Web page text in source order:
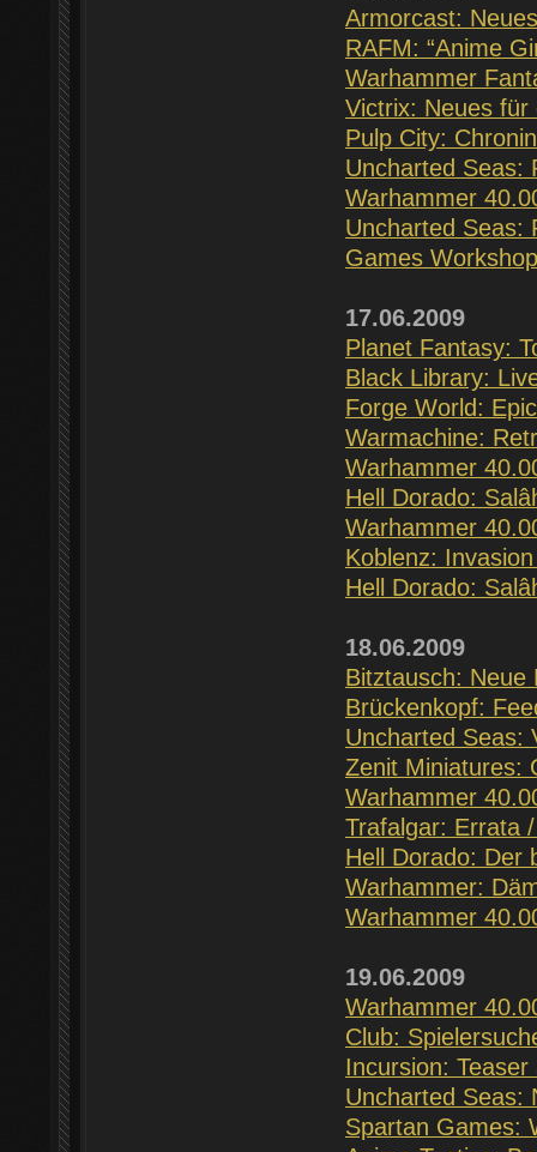
Armorcast:
RAFM: “Anime
Warhammer
Victrix: Neues
Pulp City:
Uncharted Seas:
Warhammer
Uncharted Seas:
Games
17.06.2009
Planet Fantasy:
Black Library:
Forge World:
Warmachine:
Warhammer
Hell Dorado:
Warhammer
Koblenz:
Hell Dorado:
18.06.2009
Bitztausch: Neue
Brückenkopf:
Uncharted Seas:
Zenit Miniatures:
Warhammer
Trafalgar: Errata
Hell Dorado: Der
Warhammer:
Warhammer
19.06.2009
Warhammer
Club:
Incursion:
Uncharted Seas:
Spartan Games: